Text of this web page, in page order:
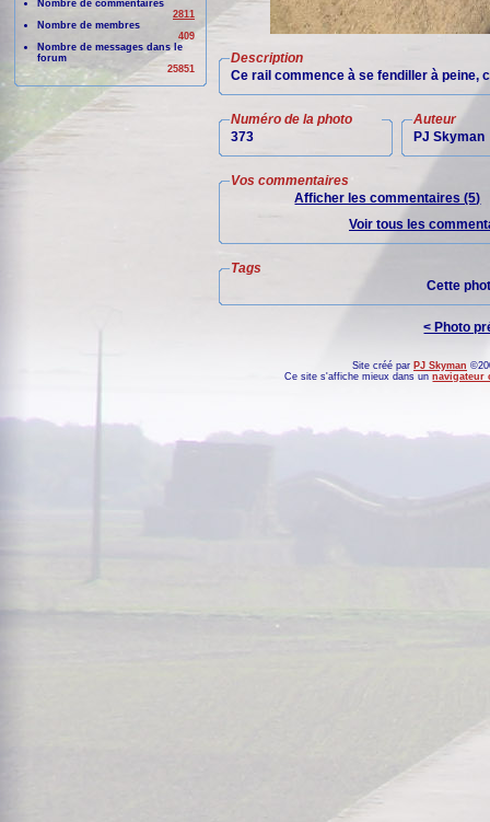
Nombre de commentaires
2811
Nombre de membres
409
Nombre de messages dans le
forum
25851
Description
Ce rail commence à se fendiller à peine,
Numéro de la photo
373
Auteur
PJ Skyman
Vos commentaires
Afficher les commentaires (5)
Voir tous les
Tags
Cette
< Photo
Site créé par PJ Skyman
Ce site s'affiche mieux dans unnavigateur